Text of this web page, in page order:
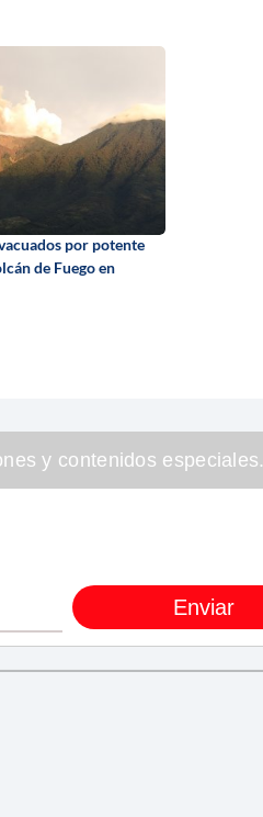
por potente
de Fuego en
y contenidos especiales.